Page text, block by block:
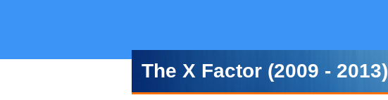
The X Factor (2009 - 2013)